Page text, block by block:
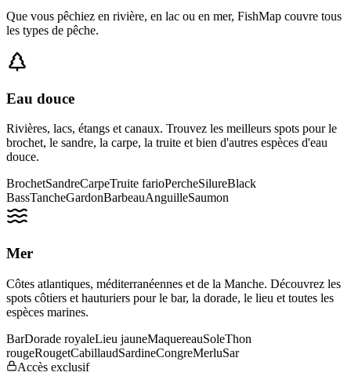
Que vous pêchiez en rivière, en lac ou en mer, FishMap couvre tous
les types de pêche.
Eau douce
Rivières, lacs, étangs et canaux. Trouvez les meilleurs spots pour le
brochet, le sandre, la carpe, la truite et bien d'autres espèces d'eau
douce.
BrochetSandreCarpeTruite farioPercheSilureBlack
BassTancheGardonBarbeauAnguilleSaumon
Mer
Côtes atlantiques, méditerranéennes et de la Manche. Découvrez les
spots côtiers et hauturiers pour le bar, la dorade, le lieu et toutes les
espèces marines.
BarDorade royaleLieu jauneMaquereauSoleThon
rougeRougetCabillaudSardineCongreMerluSar
Accès exclusif